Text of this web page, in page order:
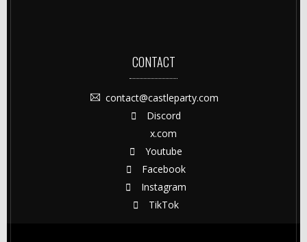
CONTACT
contact@castleparty.com
Discord
x.com
Youtube
Facebook
Instagram
TikTok